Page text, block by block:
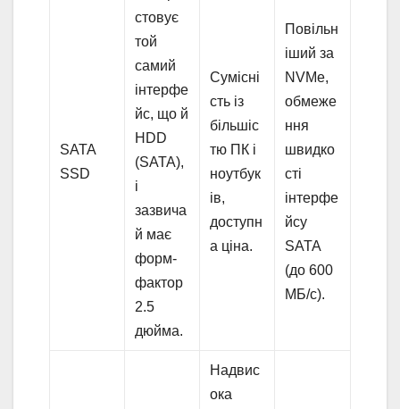
SATA
SSD
стовує
той
самий
інтерфе
йс, що й
HDD
(SATA),
і
зазвича
й має
форм-
фактор
2.5
дюйма.
Сумісні
сть із
більшіс
тю ПК і
ноутбук
ів,
доступн
а ціна.
Повільн
іший за
NVMe,
обмеже
ння
швидко
сті
інтерфе
йсу
SATA
(до 600
МБ/с).
Надвис
ока